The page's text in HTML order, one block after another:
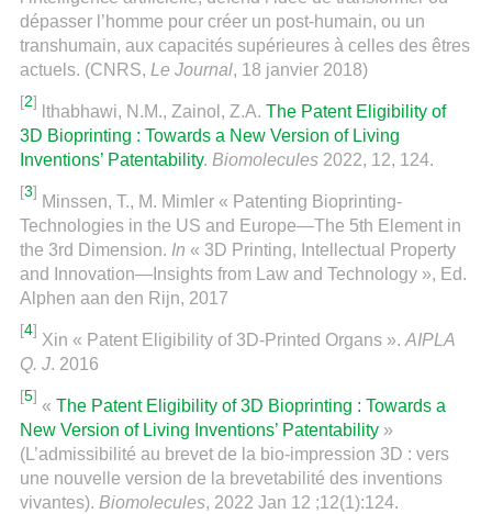
dépasser l’homme pour créer un post-humain, ou un
transhumain, aux capacités supérieures à celles des êtres
actuels. (CNRS, Le Journal, 18 janvier 2018)
[2]
lthabhawi, N.M., Zainol, Z.A. The Patent Eligibility of
3D Bioprinting : Towards a New Version of Living
Inventions’ Patentability. Biomolecules2022, 12, 124.
[3]
Minssen, T., M. Mimler « Patenting Bioprinting-
Technologies in the US and Europe—The 5th Element in
the 3rd Dimension. In « 3D Printing, Intellectual Property
and Innovation—Insights from Law and Technology », Ed.
Alphen aan den Rijn, 2017
[4]
Xin « Patent Eligibility of 3D-Printed Organs ». AIPLA
Q. J. 2016
[5]
« The Patent Eligibility of 3D Bioprinting : Towards a
New Version of Living Inventions’ Patentability»
(L’admissibilité au brevet de la bio-impression 3D : vers
une nouvelle version de la brevetabilité des inventions
vivantes). Biomolecules, 2022 Jan 12 ;12(1):124.